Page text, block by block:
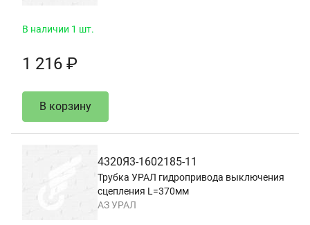
В наличии 1 шт.
1 216 ₽
В корзину
4320Я3-1602185-11
Трубка УРАЛ гидропривода выключения
сцепления L=370мм
АЗ УРАЛ